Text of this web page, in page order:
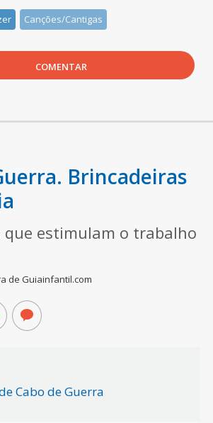
Canções/Cantigas
COMENTAR
Brincadeiras
que estimulam o trabalho
de Guiainfantil.com
Cabo de Guerra